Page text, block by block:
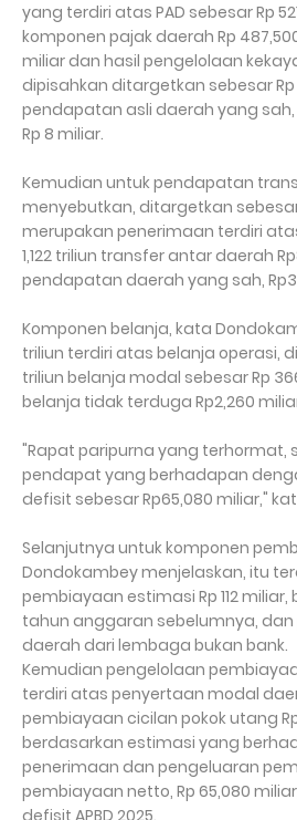
yang terdiri atas PAD sebesar Rp
komponen pajak daerah Rp
miliar dan hasil pengelolaan
dipisahkan ditargetkan sebesar
pendapatan asli daerah yang
Rp 8 miliar.
Kemudian untuk pendapatan
menyebutkan, ditargetkan sebesar
merupakan penerimaan terdiri
1,122 triliun transfer antar daerah
pendapatan daerah yang sah,
Komponen belanja, kata
triliun terdiri atas belanja operasi,
triliun belanja modal sebesar Rp
belanja tidak terduga Rp2,260
"Rapat paripurna yang terhormat,
pendapat yang berhadapan
defisit sebesar Rp65,080 miliar,"
Selanjutnya untuk komponen
Dondokambey menjelaskan, itu
pembiayaan estimasi Rp 112 miliar,
tahun anggaran sebelumnya,
daerah dari lembaga bukan bank.
Kemudian pengelolaan
terdiri atas penyertaan modal
pembiayaan cicilan pokok utang
berdasarkan estimasi yang
penerimaan dan pengeluaran
pembiayaan netto, Rp 65,080
defisit APBD 2025.